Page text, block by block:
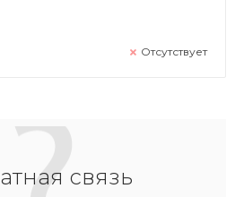
Отсутствует
связь